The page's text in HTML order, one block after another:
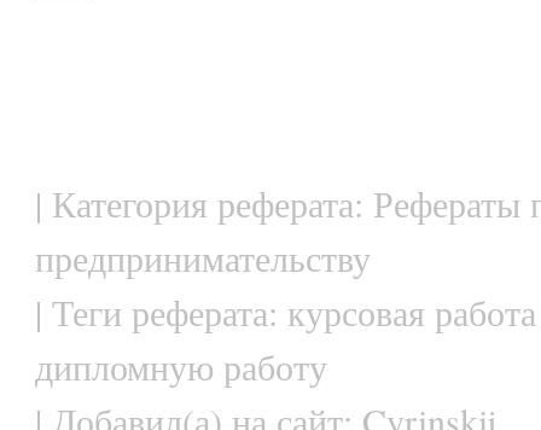
| Категория реферата: Рефераты
предпринимательству
| Теги реферата: курсовая
дипломную работу